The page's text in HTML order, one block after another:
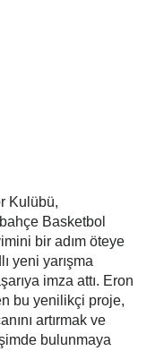
Kulübü,
Basketbol
bir adım öteye
yeni yarışma
imza attı. Eron
bu yenilikçi proje,
artırmak ve
bulunmaya